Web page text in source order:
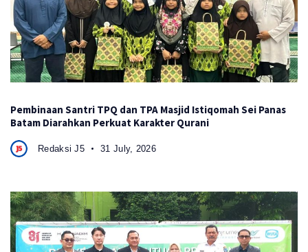
Pembinaan Santri TPQ dan TPA Masjid Istiqomah Sei Panas
Batam Diarahkan Perkuat Karakter Qurani
Redaksi J5 31 July, 2026